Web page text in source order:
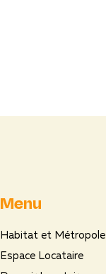
Menu
Habitat et Métropole
Espace Locataire